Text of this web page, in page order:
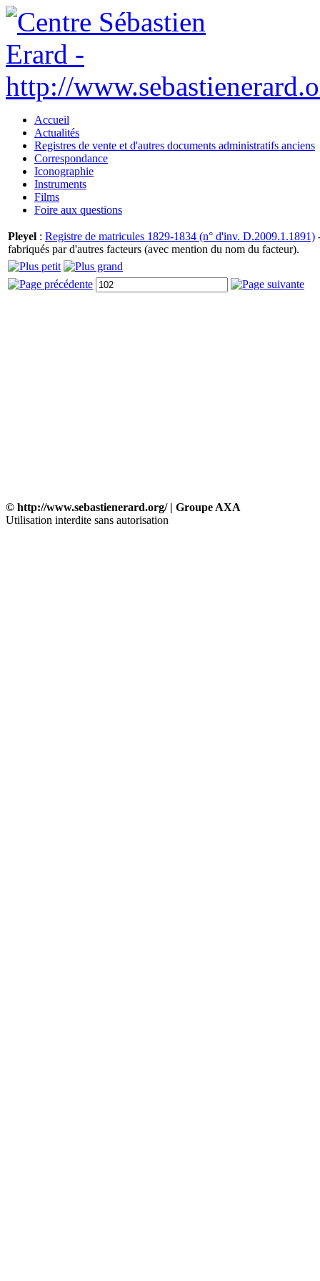
Accueil
Actualités
Registres de vente et d'autres documents administratifs anciens
Correspondance
Iconographie
Instruments
Films
Foire aux questions
Pleyel : Registre de matricules 1829-1834 (n° d'inv. D.2009.1.1891)
fabriqués par d'autres facteurs (avec mention du nom du facteur).
© http://www.sebastienerard.org/ | Groupe AXA
Utilisation interdite sans autorisation